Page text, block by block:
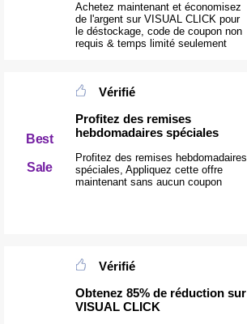
Achetez maintenant et économisez
de l'argent sur VISUAL CLICK pour
le déstockage, code de coupon non
requis & temps limité seulement
Best
Sale
Vérifié
Profitez des remises
hebdomadaires spéciales
Profitez des remises hebdomadaires
spéciales, Appliquez cette offre
maintenant sans aucun coupon
Vérifié
Obtenez 85% de réduction sur
VISUAL CLICK